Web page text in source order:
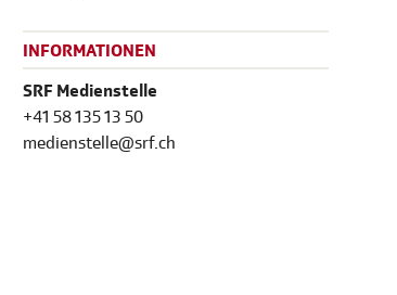
INFORMATIONEN
SRF Medienstelle
+41 58 135 13 50
medienstelle@srf.ch